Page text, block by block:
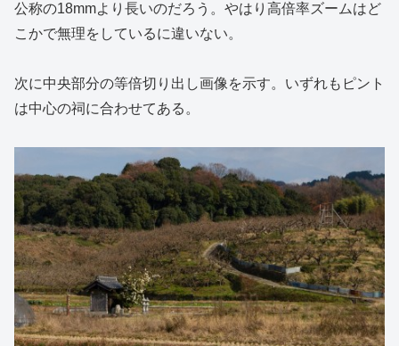
公称の18mmより長いのだろう。やはり高倍率ズームはど
こかで無理をしているに違いない。
次に中央部分の等倍切り出し画像を示す。いずれもピント
は中心の祠に合わせてある。